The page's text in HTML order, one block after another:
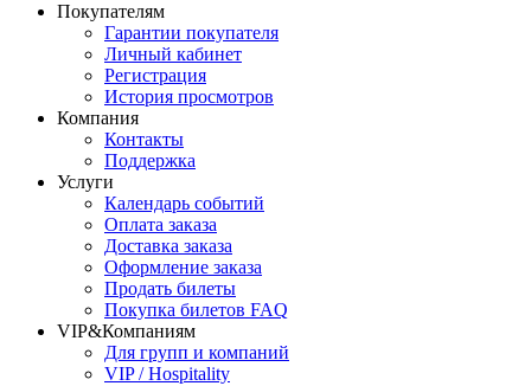
Покупателям
Гарантии покупателя
Личный кабинет
Регистрация
История просмотров
Компания
Контакты
Поддержка
Услуги
Календарь событий
Оплата заказа
Доставка заказа
Оформление заказа
Продать билеты
Покупка билетов FAQ
VIP&Компаниям
Для групп и компаний
VIP / Hospitality